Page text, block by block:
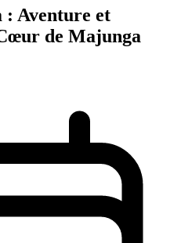
: Aventure et
de Majunga